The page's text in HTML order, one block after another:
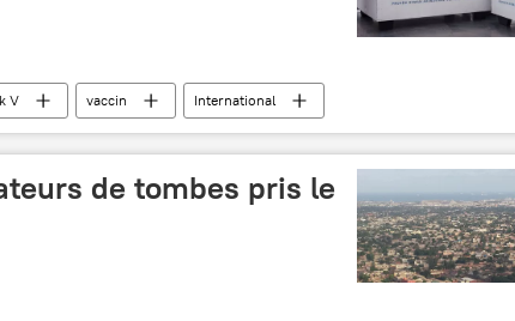
V vaccin International
de tombes pris le